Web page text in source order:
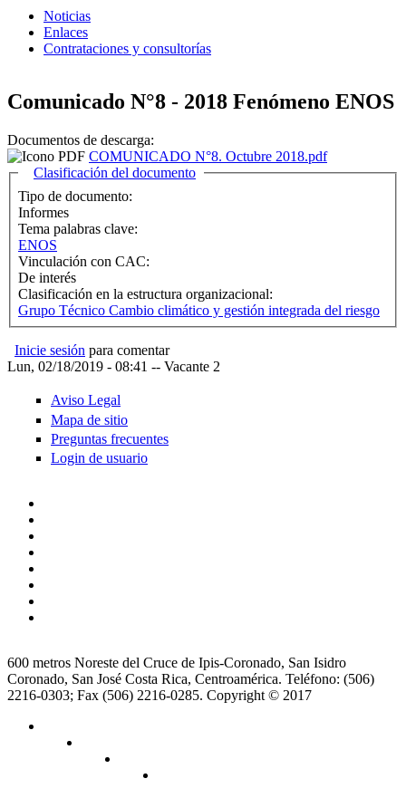
Noticias
Enlaces
Contrataciones y consultorías
Comunicado N°8 - 2018 Fenómeno ENOS
Documentos de descarga:
COMUNICADO N°8. Octubre 2018.pdf
Ocultar
Clasificación del documento
Tipo de documento:
Informes
Tema palabras clave:
ENOS
Vinculación con CAC:
De interés
Clasificación en la estructura organizacional:
Grupo Técnico Cambio climático y gestión integrada del riesgo
Inicie sesión para comentar
Lun, 02/18/2019 - 08:41 -- Vacante 2
Aviso Legal
Mapa de sitio
Preguntas frecuentes
Login de usuario
600 metros Noreste del Cruce de Ipis-Coronado, San Isidro
Coronado, San José Costa Rica, Centroamérica. Teléfono: (506)
2216-0303; Fax (506) 2216-0285. Copyright © 2017